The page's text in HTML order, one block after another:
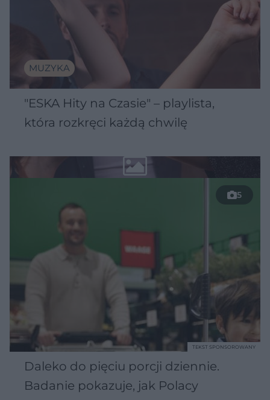
MUZYKA
"ESKA Hity na Czasie" – playlista,
która rozkręci każdą chwilę
5
Daleko do pięciu porcji dziennie.
Badanie pokazuje, jak Polacy
TEKST SPONSOROWANY